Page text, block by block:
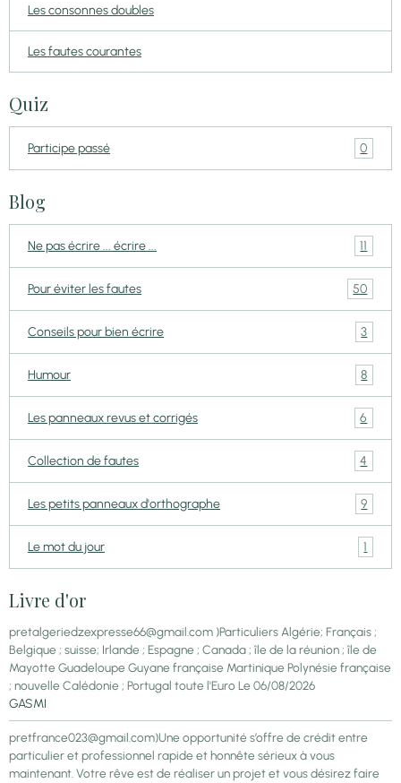
Les consonnes doubles
Les fautes courantes
Quiz
Participe passé 0
Blog
Ne pas écrire ... écrire ... 11
Pour éviter les fautes 50
Conseils pour bien écrire 3
Humour 8
Les panneaux revus et corrigés 6
Collection de fautes 4
Les petits panneaux d'orthographe 9
Le mot du jour 1
Livre d'or
pretalgeriedzexpresse66@gmail.com )Particuliers Algérie; Français ;
Belgique ; suisse; Irlande ; Espagne ; Canada ; île de la réunion ; île de
Mayotte Guadeloupe Guyane française Martinique Polynésie française
; nouvelle Calédonie ; Portugal toute l'EuroLe 06/08/2026
GASMI
pretfrance023@gmail.com)Une opportunité s’offre de crédit entre
particulier et professionnel rapide et honnête sérieux à vous
maintenant. Votre rêve est de réaliser un projet et vous désirez faire